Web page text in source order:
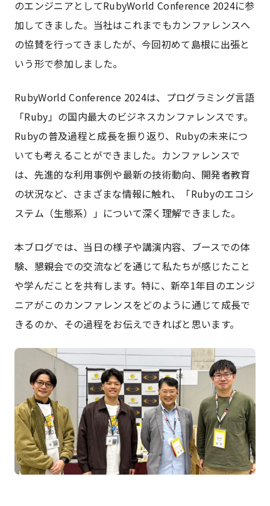
のエンジニアとしてRubyWorld Conference 2024に参
加してきました。当社はこれまでもカンファレンスへ
の協賛を行ってきましたが、今回初めて島根に出張と
いう形で参加しました。
RubyWorld Conference 2024は、プログラミング言語
「Ruby」の国内最大のビジネスカンファレンスです。
Rubyの普及過程と成長を振り返り、Rubyの未来につ
いても考えることができました。カンファレンスで
は、先進的な利用事例や最新の技術動向、開発者教育
の状況など、さまざまな情報に触れ、「Rubyのエコシ
ステム（生態系）」について深く理解できました。
本ブログでは、当日の様子や講演内容、ブースでの体
験、懇親会での交流などを通じて私たちが感じたこと
や学んだことを共有します。特に、新卒1年目のエンジ
ニアがこのカンファレンスをどのように通じて成長で
きるのか、その過程をお伝えできればと思います。